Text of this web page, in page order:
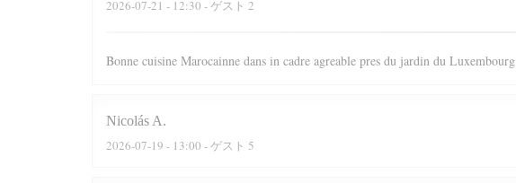
2026-07-21 - 12:30 - ゲスト 2
Bonne cuisine Marocainne dans in cadre agreable pres du jardin du Luxembourg
Nicolás A
2026-07-19 - 13:00 - ゲスト 5